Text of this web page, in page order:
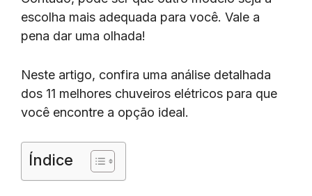
escolha mais adequada para você. Vale a
pena dar uma olhada!
Neste artigo, confira uma análise detalhada
dos 11 melhores chuveiros elétricos para que
você encontre a opção ideal.
Índice